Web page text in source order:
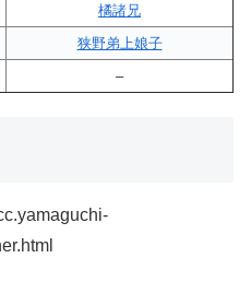
橘諸兄
狭野弟上娘子
–